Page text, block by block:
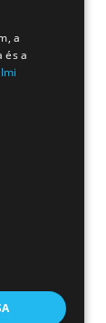
a
és a